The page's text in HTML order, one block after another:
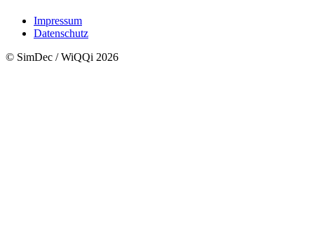
Impressum
Datenschutz
© SimDec / WiQQi 2026